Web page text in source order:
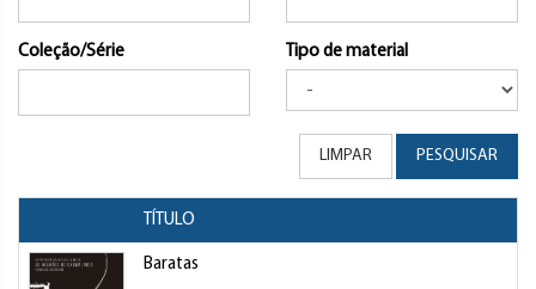
Coleção/Série Tipo de material
LIMPAR PESQUISAR
TÍTULO
Baratas